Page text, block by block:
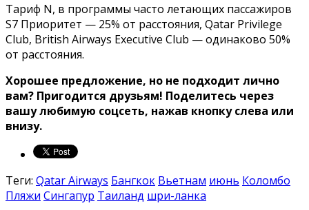
Тариф N, в программы часто летающих пассажиров
S7 Приоритет — 25% от расстояния, Qatar Privilege
Club, British Airways Executive Club — одинаково 50%
от расстояния.
Хорошее предложение, но не подходит лично
вам? Пригодится друзьям! Поделитесь через
вашу любимую соцсеть, нажав кнопку слева или
внизу.
Теги: Qatar Airways Бангкок Вьетнам июнь Коломбо
Пляжи Сингапур Таиланд шри-ланка